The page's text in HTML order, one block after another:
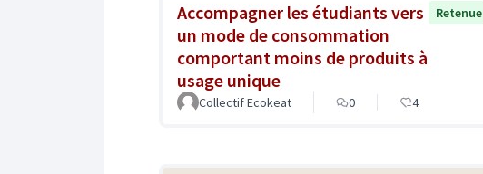
Accompagner les étudiants vers
un mode de consommation
comportant moins de produits à
usage unique
Retenue
Collectif Ecokeat 0 4